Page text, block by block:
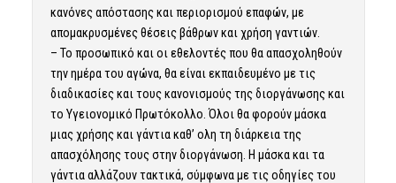
κανόνες απόστασης και περιορισμού επαφών, με
απομακρυσμένες θέσεις βάθρων και χρήση γαντιών.
– Το προσωπικό και οι εθελοντές που θα απασχοληθούν
την ημέρα του αγώνα, θα είναι εκπαιδευμένο με τις
διαδικασίες και τους κανονισμούς της διοργάνωσης και
το Υγειονομικό Πρωτόκολλο. Όλοι θα φορούν μάσκα
μιας χρήσης και γάντια καθ’ ολη τη διάρκεια της
απασχόλησης τους στην διοργάνωση. Η μάσκα και τα
γάντια αλλάζουν τακτικά, σύμφωνα με τις οδηγίες του